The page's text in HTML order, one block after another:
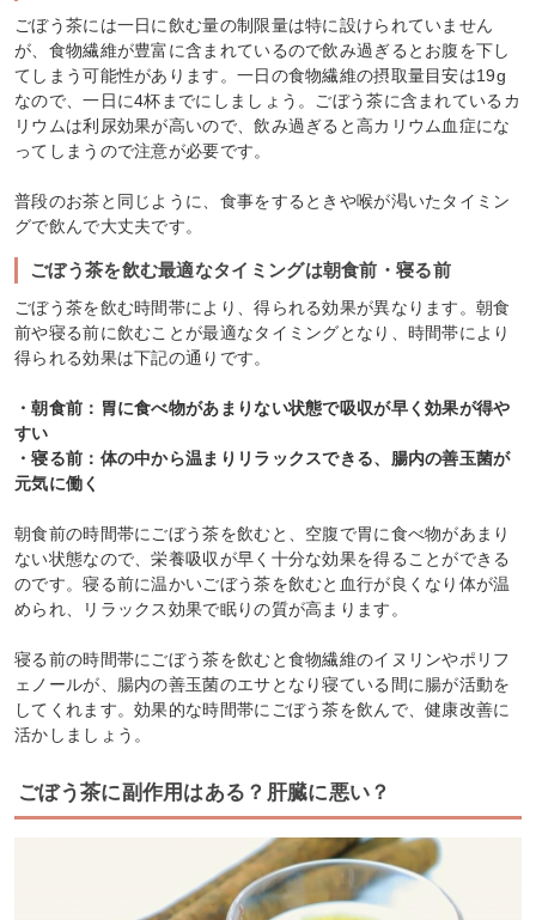
ごぼう茶には一日に飲む量の制限量は特に設けられていません
が、食物繊維が豊富に含まれているので飲み過ぎるとお腹を下し
てしまう可能性があります。一日の食物繊維の摂取量目安は19g
なので、一日に4杯までにしましょう。ごぼう茶に含まれているカ
リウムは利尿効果が高いので、飲み過ぎると高カリウム血症にな
ってしまうので注意が必要です。
普段のお茶と同じように、食事をするときや喉が渇いたタイミン
グで飲んで大丈夫です。
ごぼう茶を飲む最適なタイミングは朝食前・寝る前
ごぼう茶を飲む時間帯により、得られる効果が異なります。朝食
前や寝る前に飲むことが最適なタイミングとなり、時間帯により
得られる効果は下記の通りです。
・朝食前：胃に食べ物があまりない状態で吸収が早く効果が得や
すい
・寝る前：体の中から温まりリラックスできる、腸内の善玉菌が
元気に働く
朝食前の時間帯にごぼう茶を飲むと、空腹で胃に食べ物があまり
ない状態なので、栄養吸収が早く十分な効果を得ることができる
のです。寝る前に温かいごぼう茶を飲むと血行が良くなり体が温
められ、リラックス効果で眠りの質が高まります。
寝る前の時間帯にごぼう茶を飲むと食物繊維のイヌリンやポリフ
ェノールが、腸内の善玉菌のエサとなり寝ている間に腸が活動を
してくれます。効果的な時間帯にごぼう茶を飲んで、健康改善に
活かしましょう。
ごぼう茶に副作用はある？肝臓に悪い？